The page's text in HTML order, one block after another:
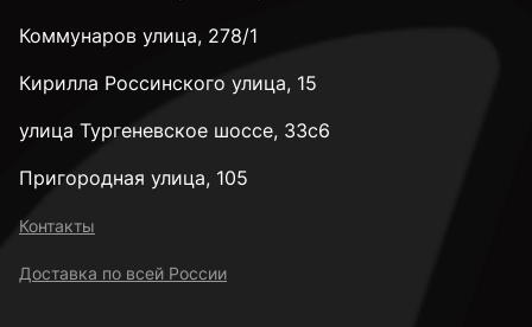
к.п. 10,9
к.п. 12,9
Коммунаров улица, 278/1
Кирилла Россинского улица, 15
улица Тургеневское шоссе, 33с6
Пригородная улица, 105
Контакты
Доставка по всей России